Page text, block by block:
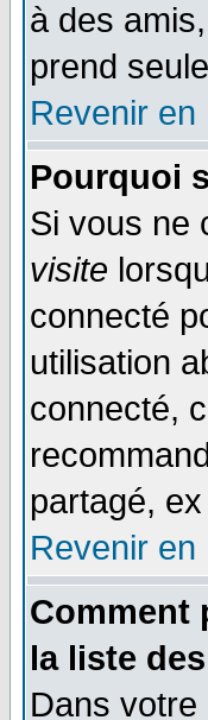
à des
prend
Revenir en
Pourquoi
Si vous ne
visite
connecté
utilisation
connecté,
partagé,
Revenir en
Comment
la liste
Dans